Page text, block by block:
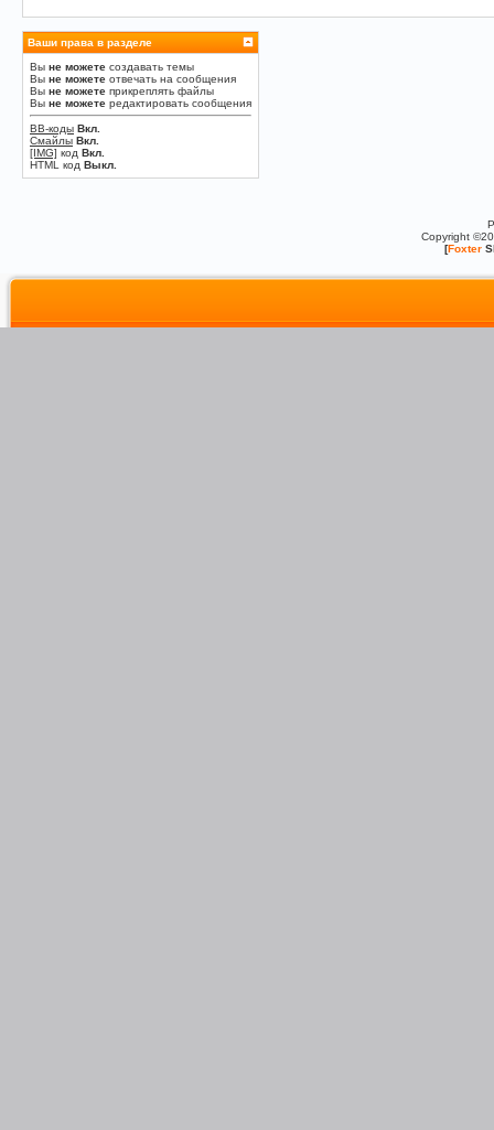
Ваши права в разделе
Вы не можете создавать темы
Вы не можете отвечать на сообщения
Вы не можете прикреплять файлы
Вы не можете редактировать сообщения
BB-коды Вкл.
Смайлы Вкл.
[IMG] код Вкл.
HTML код Выкл.
Copyright
[Foxter